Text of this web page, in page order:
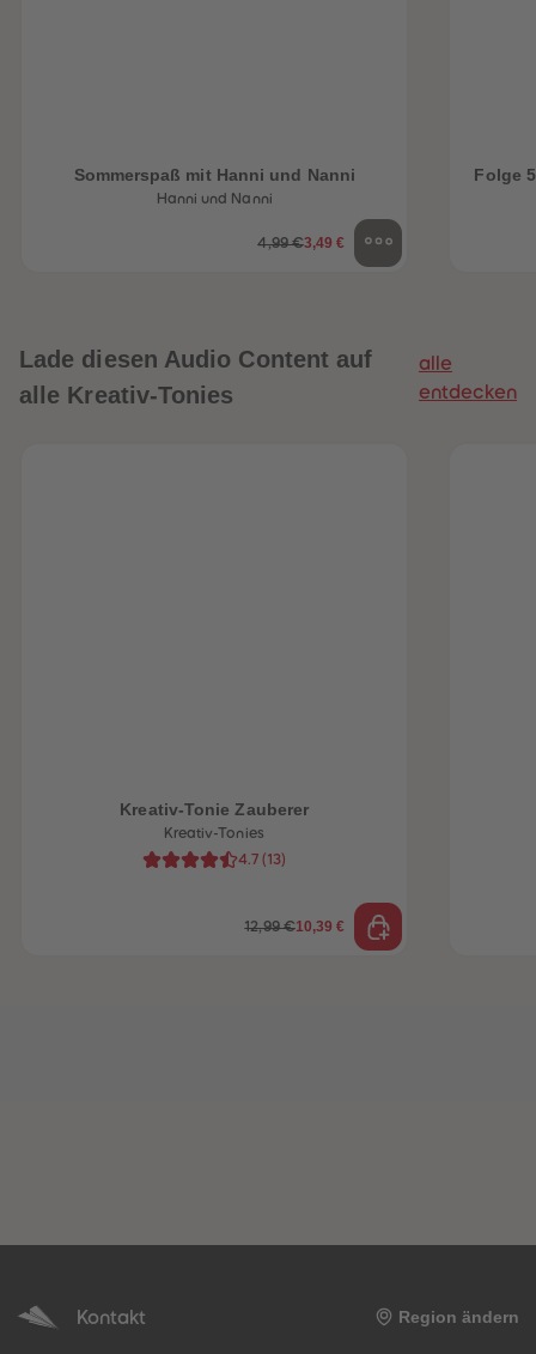
Sommerspaß mit Hanni und Nanni
Hanni und Nanni
4,99 €3,49 €
Folge
Lade diesen Audio Content auf
alle Kreativ-Tonies
alle
entdecken
Kreativ-Tonie Zauberer
Kreativ-Tonies
4.7 (13)
12,99 €10,39 €
Kontakt Region ändern